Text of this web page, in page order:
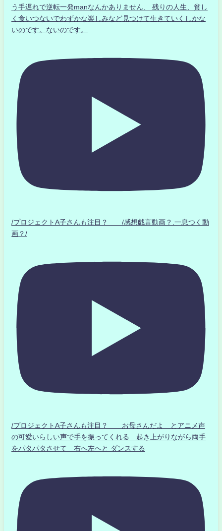
う手遅れで逆転一発manなんかありません、 残りの人生、貧し
く食いつないでわずかな楽しみなど見つけて生きていくしかな
いのです。ないのです。
/プロジェクトA子さんも注目？ /感想戯言動画？.一息つく動
画？/
/プロジェクトA子さんも注目？ お母さんだよ とアニメ声
の可愛いらしい声で手を振ってくれる 起き上がりながら両手
をパタパタさせて 右へ左へと ダンスする